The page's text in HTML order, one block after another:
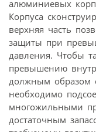
алюминиевых
Корпуса
верхняя часть
защиты при
давления. Чтобы
превышению
должным образом
необходимо
многожильными
достаточным